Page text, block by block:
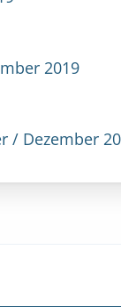
2019
/ Dezember